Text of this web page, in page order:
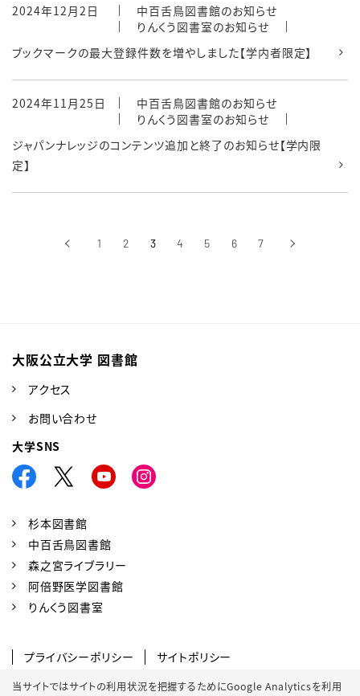
2024年12月2日
中百舌鳥図書館のお知らせ
りんくう図書室のお知らせ
ブックマークの最大登録件数を増やしました【学内者限定】
2024年11月25日
中百舌鳥図書館のお知らせ
りんくう図書室のお知らせ
ジャパンナレッジのコンテンツ追加と終了のお知らせ【学内限
定】
‹前へ 1 2 3 4 5 6 7 ›次へ
当サイトではサイトの利用状況を把握するためにGoogle Analyticsを利用
大阪公立大学 図書館
アクセス
お問い合わせ
大学SNS
杉本図書館
中百舌鳥図書館
森之宮ライブラリー
阿倍野医学図書館
りんくう図書室
プライバシーポリシー
サイトポリシー
SNSポリシー
クッキーポリシー